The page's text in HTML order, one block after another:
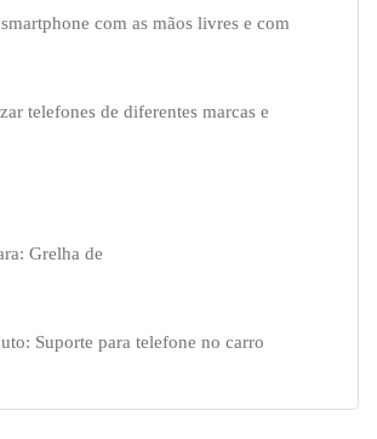
com as mãos livres e com
telefones de diferentes marcas e
Grelha de
Suporte para telefone no carro